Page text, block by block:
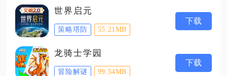
世界启元
策略塔防 55.21MB
下载
龙骑士学园
冒险解谜 99.54MB
下载